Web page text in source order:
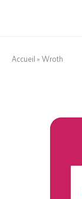
Accueil»Wroth